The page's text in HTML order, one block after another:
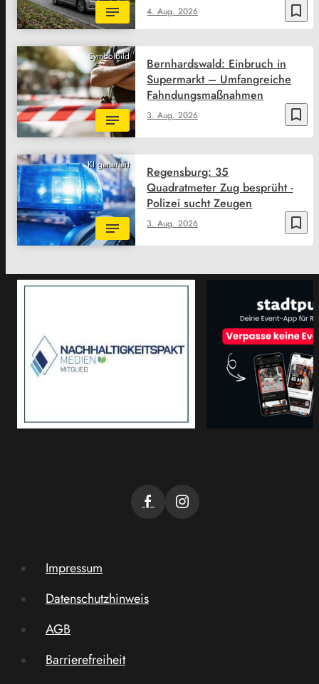
bookmark_border
4. Aug. 2026
Symbolbild
bookmark_border
3. Aug. 2026
Bernhardswald: Einbruch in
Supermarkt – Umfangreiche
Fahndungsmaßnahmen
KI generiert
bookmark_border
3. Aug. 2026
Regensburg: 35
Quadratmeter Zug besprüht -
Polizei sucht Zeugen
Impressum
Datenschutzhinweis
AGB
Barrierefreiheit